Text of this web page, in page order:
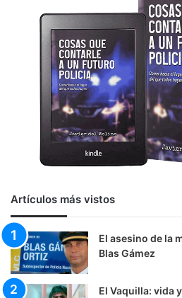
Artículos más vistos
El asesino de la
Blas Gámez
El Vaquilla: vida